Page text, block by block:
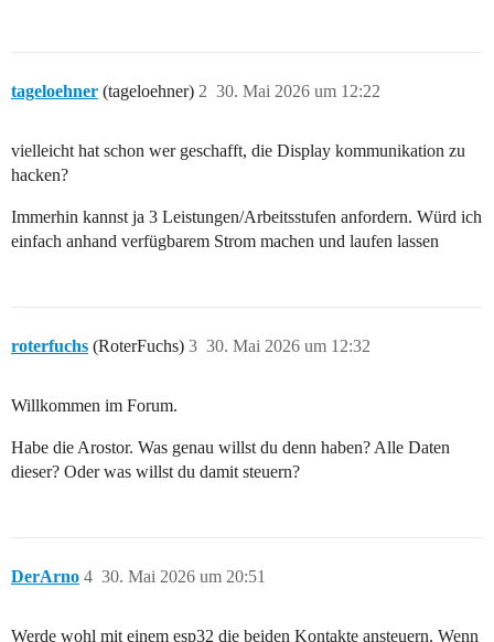
tageloehner (tageloehner) 30. Mai 2026 um 12:22
2
vielleicht hat schon wer geschafft, die Display kommunikation zu
hacken?
Immerhin kannst ja 3 Leistungen/Arbeitsstufen anfordern. Würd ich
einfach anhand verfügbarem Strom machen und laufen lassen
roterfuchs (RoterFuchs) 30. Mai 2026 um 12:32
3
Willkommen im Forum.
Habe die Arostor. Was genau willst du denn haben? Alle Daten
dieser? Oder was willst du damit steuern?
DerArno 30. Mai 2026 um 20:51
4
Werde wohl mit einem esp32 die beiden Kontakte ansteuern. Wenn